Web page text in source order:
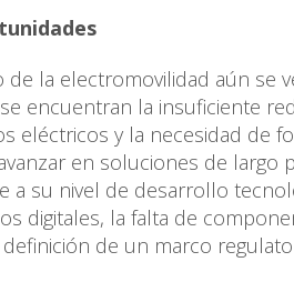
de la electromovilidad aún se
encuentran la insuficiente
eléctricos y la necesidad de
en soluciones de largo
a su nivel de desarrollo
digitales, la falta de
de un marco